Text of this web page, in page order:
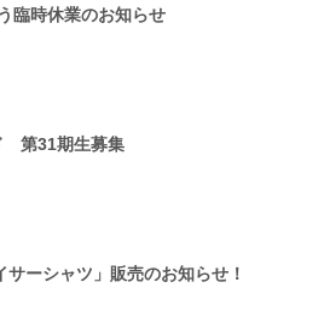
臨時休業のお知らせ
第31期生募集
サーシャツ」販売のお知らせ！